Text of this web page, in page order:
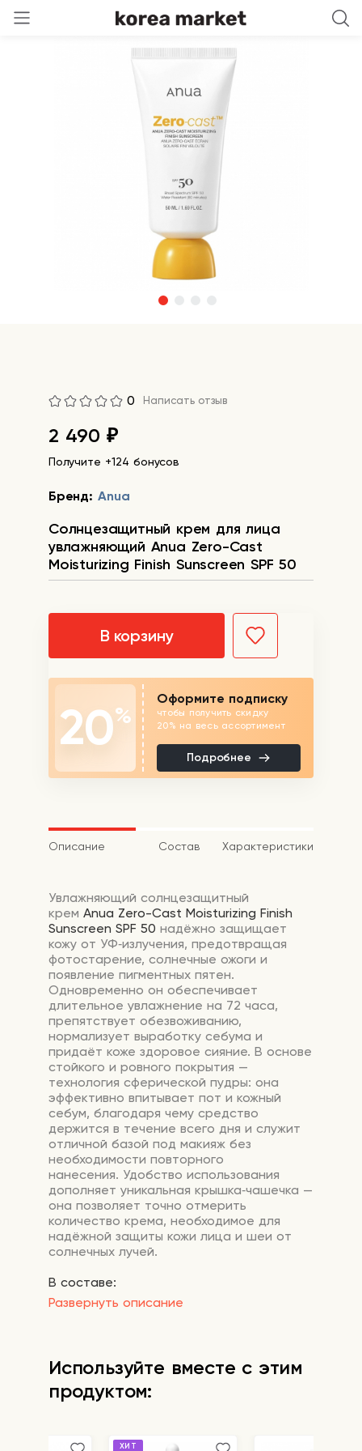
0 Написать отзыв
2 490 ₽
Получите +124 бонусов
Бренд: Anua
Солнцезащитный крем для лица
увлажняющий Anua Zero-Cast
Moisturizing Finish Sunscreen SPF 50
В корзину
20%
Оформите подписку
чтобы получить скидку
20% на весь ассортимент
Подробнее
Описание Состав Характеристики
Развернуть описание
Увлажняющий солнцезащитный
крем Anua Zero-Cast Moisturizing Finish
Sunscreen SPF 50 надёжно защищает
кожу от УФ‑излучения, предотвращая
фотостарение, солнечные ожоги и
появление пигментных пятен.
Одновременно он обеспечивает
длительное увлажнение на 72 часа,
препятствует обезвоживанию,
нормализует выработку себума и
придаёт коже здоровое сияние. В основе
стойкого и ровного покрытия —
технология сферической пудры: она
эффективно впитывает пот и кожный
себум, благодаря чему средство
держится в течение всего дня и служит
отличной базой под макияж без
необходимости повторного
нанесения. Удобство использования
дополняет уникальная крышка‑чашечка —
она позволяет точно отмерить
количество крема, необходимое для
надёжной защиты кожи лица и шеи от
солнечных лучей.
В составе:
Гиалуроновая кислота
дилтельное увлажнение. Способствует
разглаживанию морщин,
восстановлению эластичности и
укреплению защитных функций.
Бета-глюкан— природный полисахарид,
Используйте вместе с этим
продуктом:
ХИТ